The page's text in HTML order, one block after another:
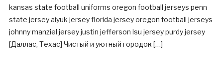
kansas state football uniforms oregon football jerseys penn
state jersey aiyuk jersey florida jersey oregon football jerseys
johnny manziel jersey justin jefferson lsu jersey purdy jersey
[Даллас, Техас] Чистый и уютный городок […]